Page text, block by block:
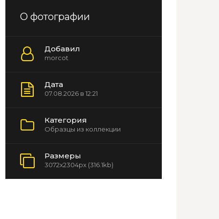
О фотографии
Добавил
morcot
Дата
07.08.2026 в 12:21
Категория
Образцы из коллекции
Размеры
3072x2304px (316.1kb)